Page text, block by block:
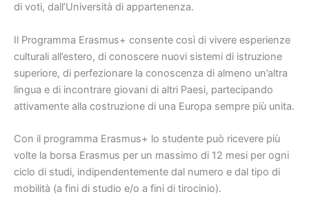
di voti, dall’Università di appartenenza.
Il Programma Erasmus+ consente così di vivere esperienze
culturali all’estero, di conoscere nuovi sistemi di istruzione
superiore, di perfezionare la conoscenza di almeno un’altra
lingua e di incontrare giovani di altri Paesi, partecipando
attivamente alla costruzione di una Europa sempre più unita.
Con il programma Erasmus+ lo studente può ricevere più
volte la borsa Erasmus per un massimo di 12 mesi per ogni
ciclo di studi, indipendentemente dal numero e dal tipo di
mobilità (a fini di studio e/o a fini di tirocinio).